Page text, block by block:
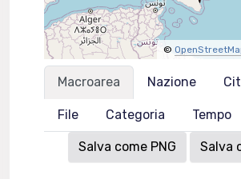
©
Macroarea Nazione
File Categoria Tempo
Salva come PNG Salva